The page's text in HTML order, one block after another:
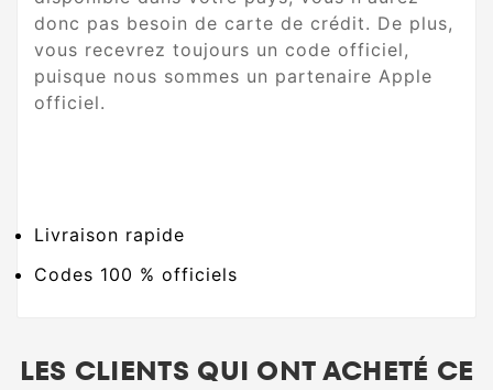
donc pas besoin de carte de crédit. De plus,
vous recevrez toujours un code officiel,
puisque nous sommes un partenaire Apple
officiel.
Livraison rapide
Codes 100 % officiels
LES CLIENTS QUI ONT ACHETÉ CE